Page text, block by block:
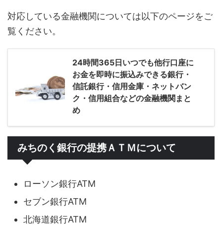
対応している金融機関については以下のページをご
覧ください。
24時間365日いつでも他行口座に
お金を即時に振込みできる銀行・
信託銀行・信用金庫・ネットバン
ク・信用組合などの金融機関まと
め
みちのく銀行の提携ＡＴＭについて
ローソン銀行ATM
セブン銀行ATM
北海道銀行ATM